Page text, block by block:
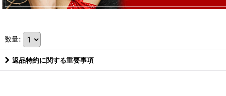
数量:
返品特約に関する重要事項